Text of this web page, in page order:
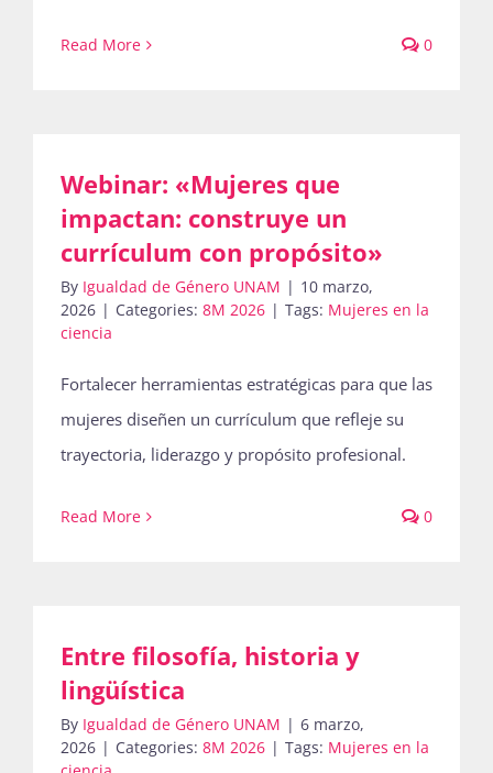
Read More 0
Webinar: «Mujeres que
impactan: construye un
currículum con propósito»
By Igualdad de Género UNAM | 10 marzo,
2026 | Categories: 8M 2026 | Tags: Mujeres en la
ciencia
Fortalecer herramientas estratégicas para que las
mujeres diseñen un currículum que refleje su
trayectoria, liderazgo y propósito profesional.
Read More 0
Entre filosofía, historia y
lingüística
By Igualdad de Género UNAM | 6 marzo,
2026 | Categories: 8M 2026 | Tags: Mujeres en la